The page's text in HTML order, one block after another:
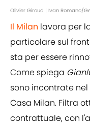
Olivier Giroud | Ivan Romano/
Il Milan lavora per
particolare sul
sta per essere
Come spiega
sono incontrate
Casa Milan. Filtra
contrattuale, con